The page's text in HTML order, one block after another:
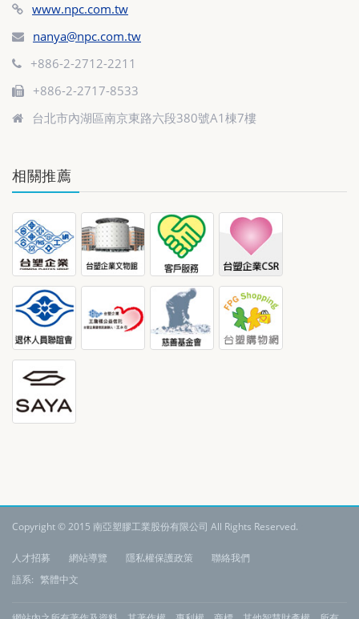
www.npc.com.tw
nanya@npc.com.tw
+886-2-2712-2211
+886-2-2717-8533
台北市內湖區南京東路六段380號A1棟7樓
相關推薦
Copyright © 2015 南亞塑膠工業股份有限公司 All Rights Reserved.
人才招募 網站導覽 隱私權保護政策
聯絡我們
語系: 繁體中文